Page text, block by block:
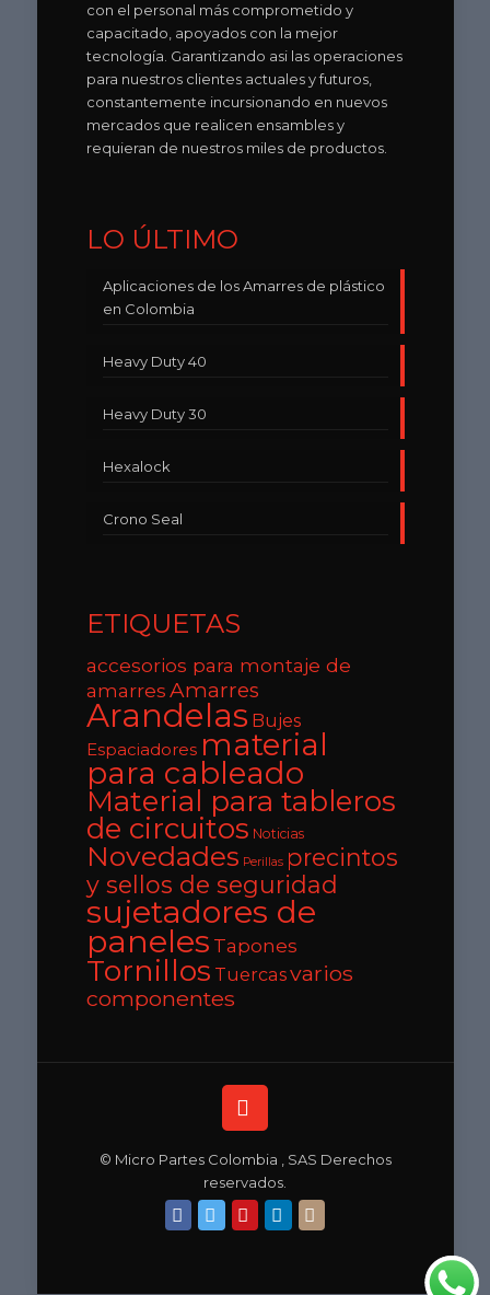
con el personal más comprometido y
capacitado, apoyados con la mejor
tecnología. Garantizando asi las operaciones
para nuestros clientes actuales y futuros,
constantemente incursionando en nuevos
mercados que realicen ensambles y
requieran de nuestros miles de productos.
LO ÚLTIMO
Aplicaciones de los Amarres de plástico
en Colombia
Heavy Duty 40
Heavy Duty 30
Hexalock
Crono Seal
ETIQUETAS
accesorios para montaje de
amarresAmarres
Arandelas Bujes
Espaciadores material
para cableado
Material para tableros
de circuitos Noticias
Novedades Perillas precintos
y sellos de seguridad
sujetadores de
paneles Tapones
Tornillos Tuercasvarios
componentes
© Micro Partes Colombia , SAS Derechos
reservados.